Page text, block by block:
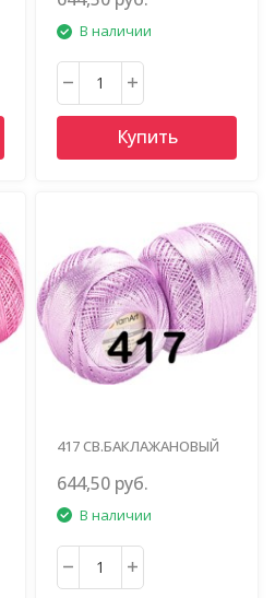
В наличии
Купить
417 СВ.БАКЛАЖАНОВЫЙ
644,50 руб.
В наличии